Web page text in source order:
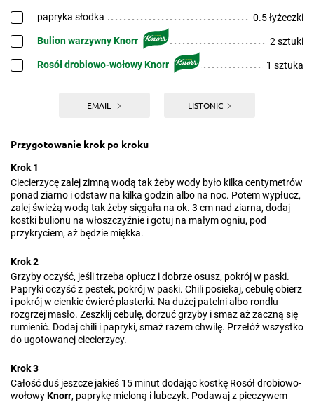
papryka słodka 0.5 łyżeczki
Bulion warzywny Knorr 2 sztuki
Rosół drobiowo-wołowy Knorr 1 sztuka
EMAIL LISTONIC
Przygotowanie krok po kroku
Krok 1
Ciecierzycę zalej zimną wodą tak żeby wody było kilka centymetrów
ponad ziarno i odstaw na kilka godzin albo na noc. Potem wypłucz,
zalej świeżą wodą tak żeby sięgała na ok. 3 cm nad ziarna, dodaj
kostki bulionu na włoszczyźnie i gotuj na małym ogniu, pod
przykryciem, aż będzie miękka.
Krok 2
Grzyby oczyść, jeśli trzeba opłucz i dobrze osusz, pokrój w paski.
Papryki oczyść z pestek, pokrój w paski. Chili posiekaj, cebulę obierz
i pokrój w cienkie ćwierć plasterki. Na dużej patelni albo rondlu
rozgrzej masło. Zeszklij cebulę, dorzuć grzyby i smaż aż zaczną się
rumienić. Dodaj chili i papryki, smaż razem chwilę. Przełóż wszystko
do ugotowanej ciecierzycy.
Krok 3
Całość duś jeszcze jakieś 15 minut dodając kostkę Rosół drobiowo-
wołowyKnorr, paprykę mieloną i lubczyk. Podawaj z pieczywem